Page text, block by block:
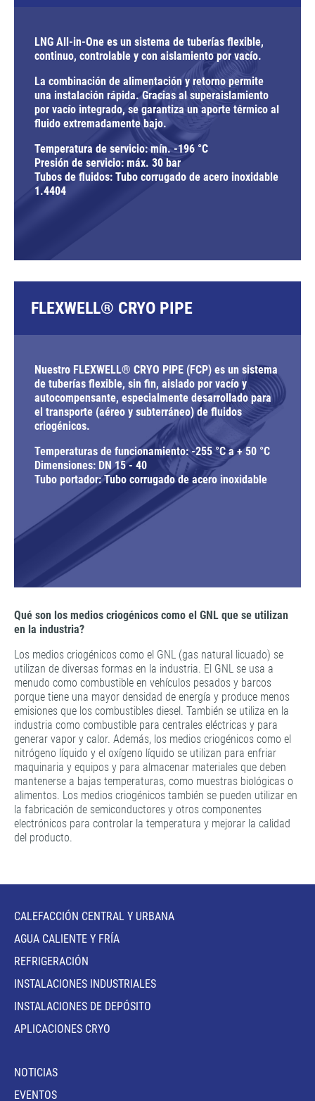
LNG All-in-One es un sistema de tuberías flexible,
continuo, controlable y con aislamiento por vacío.
La combinación de alimentación y retorno permite
una instalación rápida. Gracias al superaislamiento
por vacío integrado, se garantiza un aporte térmico al
fluido extremadamente bajo.
Temperatura de servicio: mín. -196 °C
Presión de servicio: máx. 30 bar
Tubos de fluidos: Tubo corrugado de acero inoxidable
1.4404
FLEXWELL® CRYO PIPE
Nuestro FLEXWELL® CRYO PIPE (FCP) es un sistema
de tuberías flexible, sin fin, aislado por vacío y
autocompensante, especialmente desarrollado para
el transporte (aéreo y subterráneo) de fluidos
criogénicos.
Temperaturas de funcionamiento: -255 °C a + 50 °C
Dimensiones: DN 15 - 40
Tubo portador: Tubo corrugado de acero inoxidable
Qué son los medios criogénicos como el GNL que se utilizan
en la industria?
Los medios criogénicos como el GNL (gas natural licuado) se
utilizan de diversas formas en la industria. El GNL se usa a
menudo como combustible en vehículos pesados ​​y barcos
porque tiene una mayor densidad de energía y produce menos
emisiones que los combustibles diesel. También se utiliza en la
industria como combustible para centrales eléctricas y para
generar vapor y calor. Además, los medios criogénicos como el
nitrógeno líquido y el oxígeno líquido se utilizan para enfriar
maquinaria y equipos y para almacenar materiales que deben
mantenerse a bajas temperaturas, como muestras biológicas o
alimentos. Los medios criogénicos también se pueden utilizar en
la fabricación de semiconductores y otros componentes
electrónicos para controlar la temperatura y mejorar la calidad
del producto.
CALEFACCIÓN CENTRAL Y URBANA
AGUA CALIENTE Y FRÍA
REFRIGERACIÓN
INSTALACIONES INDUSTRIALES
INSTALACIONES DE DEPÓSITO
APLICACIONES CRYO
NOTICIAS
EVENTOS